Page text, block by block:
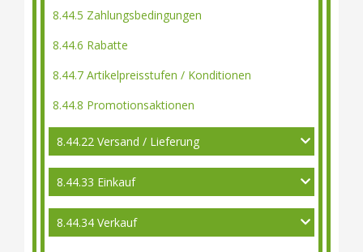
8.44.5 Zahlungsbedingungen
8.44.6 Rabatte
8.44.7 Artikelpreisstufen / Konditionen
8.44.8 Promotionsaktionen
8.44.22 Versand / Lieferung
8.44.33 Einkauf
8.44.34 Verkauf